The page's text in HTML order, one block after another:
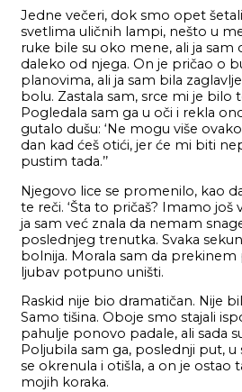
Jedne večeri, dok smo opet
svetlima uličnih lampi, nešto u
ruke bile su oko mene, ali ja sam
daleko od njega. On je pričao o
planovima, ali ja sam bila
bolu. Zastala sam, srce mi je bilo
Pogledala sam ga u oči i rekla
gutalo dušu: ‘Ne mogu više
dan kad ćeš otići, jer će mi biti
pustim tada.’’
Njegovo lice se promenilo, kao
te reči. ‘Šta to pričaš? Imamo još
ja sam već znala da nemam
poslednjeg trenutka. Svaka
bolnija. Morala sam da
ljubav potpuno uništi.
Raskid nije bio dramatičan. Nije
Samo tišina. Oboje smo stajali
pahulje ponovo padale, ali sada
Poljubila sam ga, poslednji put,
se okrenula i otišla, a on je ostao
mojih koraka.